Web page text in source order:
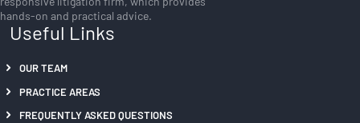
hands-on and practical advice.
Useful Links
OUR TEAM
PRACTICE AREAS
FREQUENTLY ASKED QUESTIONS